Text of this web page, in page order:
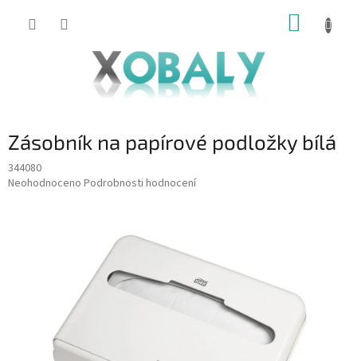
KOŠÍK
Zásobník na papírové podložky bílá
344080
Průměrné
Neohodnoceno Podrobnosti hodnocení